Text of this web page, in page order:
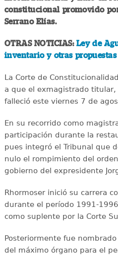
constitucional promovido
Serrano Elías.
OTRAS NOTICIAS: Ley de
inventario y otras
La Corte de
a que el exmagistrado titular,
falleció este viernes 7 de
En su recorrido como
participación durante la
pues integró el Tribunal que
nulo el rompimiento del
gobierno del expresidente
Rhormoser inició su carrera
durante el período 1991-
como suplente por la Corte
Posteriormente fue
del máximo órgano para el